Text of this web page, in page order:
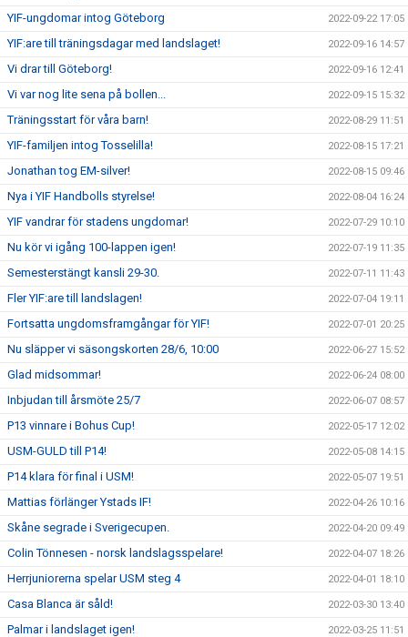
YIF-ungdomar intog Göteborg 2022-09-22 17:05
YIF:are till träningsdagar med landslaget! 2022-09-16 14:57
Vi drar till Göteborg! 2022-09-16 12:41
Vi var nog lite sena på bollen... 2022-09-15 15:32
Träningsstart för våra barn! 2022-08-29 11:51
YIF-familjen intog Tosselilla! 2022-08-15 17:21
Jonathan tog EM-silver! 2022-08-15 09:46
Nya i YIF Handbolls styrelse! 2022-08-04 16:24
YIF vandrar för stadens ungdomar! 2022-07-29 10:10
Nu kör vi igång 100-lappen igen! 2022-07-19 11:35
Semesterstängt kansli 29-30. 2022-07-11 11:43
Fler YIF:are till landslagen! 2022-07-04 19:11
Fortsatta ungdomsframgångar för YIF! 2022-07-01 20:25
Nu släpper vi säsongskorten 28/6, 10:00 2022-06-27 15:52
Glad midsommar! 2022-06-24 08:00
Inbjudan till årsmöte 25/7 2022-06-07 08:57
P13 vinnare i Bohus Cup! 2022-05-17 12:02
USM-GULD till P14! 2022-05-08 14:15
P14 klara för final i USM! 2022-05-07 19:51
Mattias förlänger Ystads IF! 2022-04-26 10:16
Skåne segrade i Sverigecupen. 2022-04-20 09:49
Colin Tönnesen - norsk landslagsspelare! 2022-04-07 18:26
Herrjuniorerna spelar USM steg 4 2022-04-01 18:10
Casa Blanca är såld! 2022-03-30 13:40
Palmar i landslaget igen! 2022-03-25 11:51